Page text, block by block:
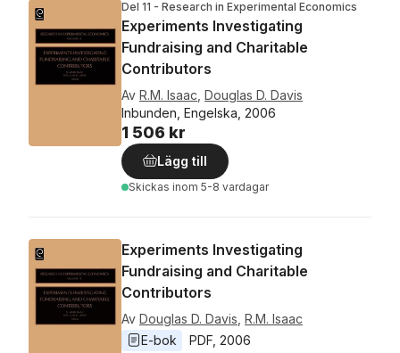
Del 11 - Research in Experimental Economics
Experiments Investigating
Fundraising and Charitable
Contributors
Av R.M. Isaac Douglas D. Davis
Inbunden, Engelska, 2006
1 506 kr
Lägg till
Skickas inom 5-8 vardagar
Experiments Investigating
Fundraising and Charitable
Contributors
Av Douglas D. Davis R.M. Isaac
E-bok
PDF 2006